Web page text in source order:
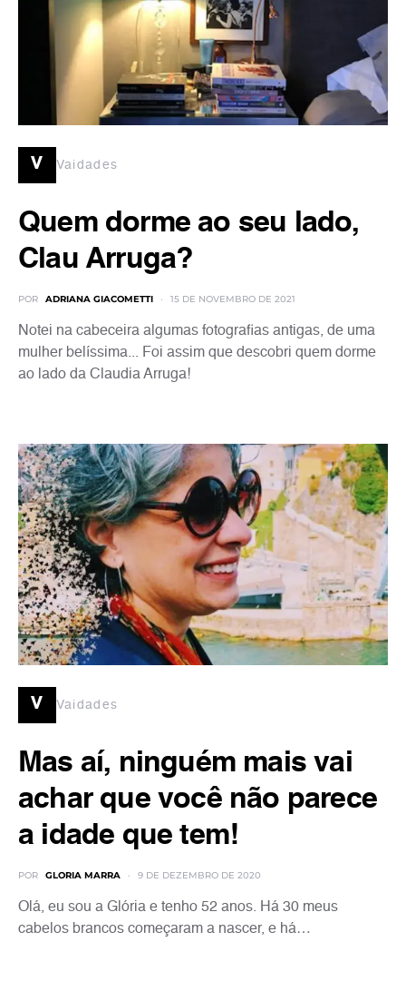
v Vaidades
Quem dorme ao seu lado,
Clau Arruga?
POR ADRIANA GIACOMETTI 15 DE NOVEMBRO DE 2021
Notei na cabeceira algumas fotografias antigas, de uma
mulher belíssima... Foi assim que descobri quem dorme
ao lado da Claudia Arruga!
v Vaidades
Mas aí, ninguém mais vai
achar que você não parece
a idade que tem!
POR GLORIA MARRA 9 DE DEZEMBRO DE 2020
Olá, eu sou a Glória e tenho 52 anos. Há 30 meus
cabelos brancos começaram a nascer, e há…